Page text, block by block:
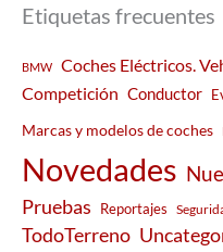
Etiquetas frecuentes
BMW
Coches Eléctricos.
Competición Conductor
Marcas y modelos de coches
Novedades
Pruebas Reportajes
TodoTerreno